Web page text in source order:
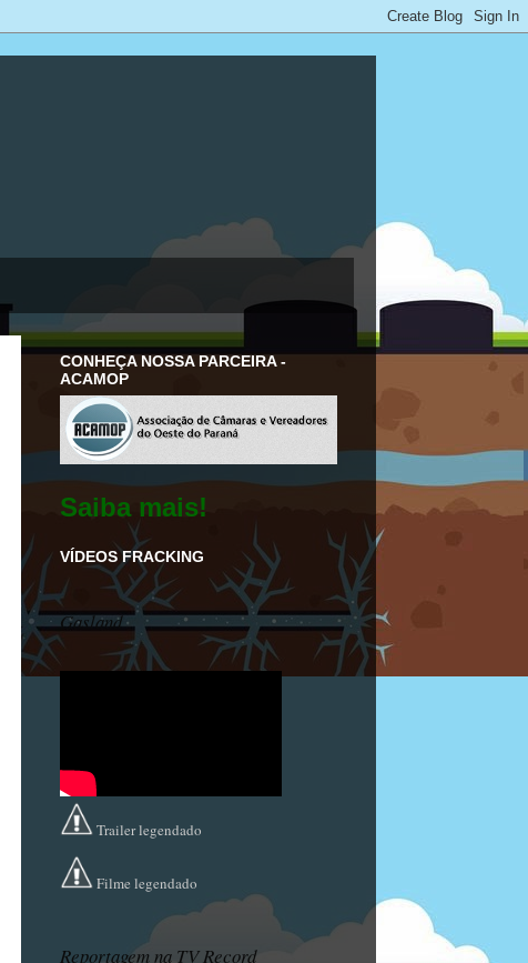
CONHEÇA NOSSA PARCEIRA -
ACAMOP
Saiba mais!
VÍDEOS FRACKING
Gasland
Trailer legendado
Filme legendado
Reportagem na TV Record